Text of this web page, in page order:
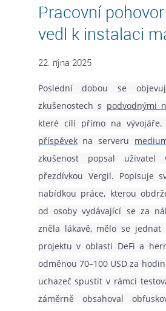
Pracovní
vedl k instalaci
22. října 2025
Poslední dobou se
zkušenostech s podvodnými
příspěvek na serveru
zkušenost popsal uživatel
přezdívkou Vergil. Popisuje
nabídkou práce, kterou
od osoby vydávající se za
zněla lákavě, mělo se
projektu v oblasti DeFi a
odměnou 70–100 USD za
uchazeč spustit v rámci
záměrně obsahoval